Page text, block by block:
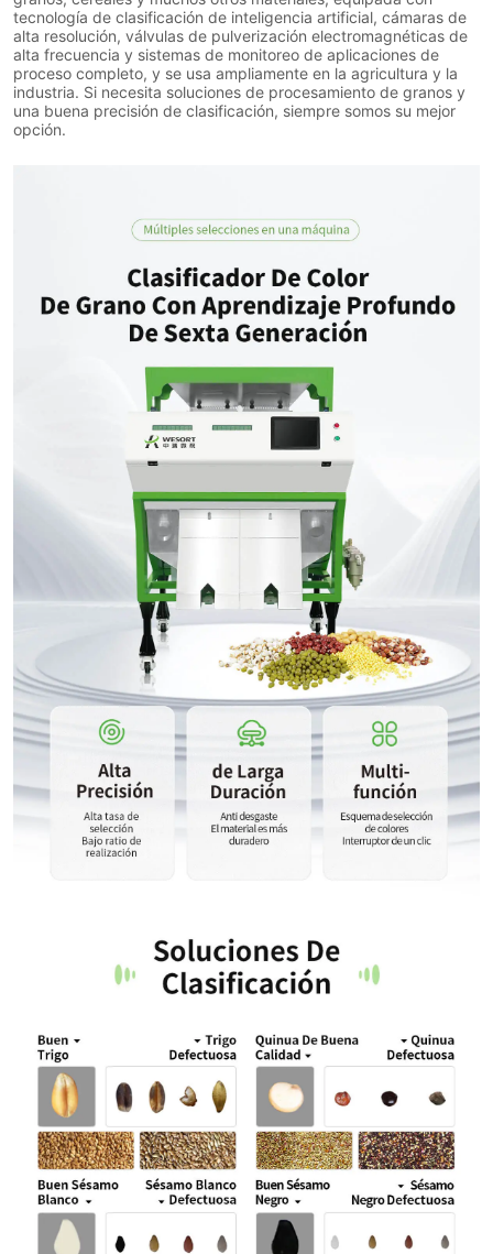
tecnología de clasificación de inteligencia artificial, cámaras de
alta resolución, válvulas de pulverización electromagnéticas de
alta frecuencia y sistemas de monitoreo de aplicaciones de
proceso completo, y se usa ampliamente en la agricultura y la
industria. Si necesita soluciones de procesamiento de granos y
una buena precisión de clasificación, siempre somos su mejor
opción.